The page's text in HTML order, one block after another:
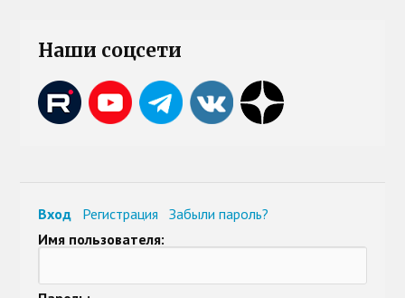
Наши соцсети
Вход Регистрация
Забыли пароль?
Имя пользователя: